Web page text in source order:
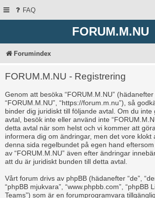
FAQ
FORUM.M.NU
Forumindex
FORUM.M.NU - Registrering
Genom att besöka “FORUM.M.NU” (hädanefter
“FORUM.M.NU”, “https://forum.m.nu”), så
binder dig juridiskt till följande avtal. Om du inte
avtal, besök inte eller använd inte
detta avtal när som helst och vi kommer att
informera dig om ändringar, men det vore klokt
denna sida regelbundet på egen hand
av “FORUM.M.NU” även efter ändringar
att du är juridiskt bunden till detta avtal.
Vårt forum drivs av phpBB (hädanefter “de”,
“phpBB mjukvara”, “www.phpbb.com”, “phpBB
Teams”) som är en forumprogramvara